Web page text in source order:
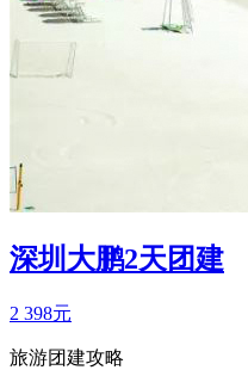
深圳大鹏2天团建
2 398元
旅游团建攻略